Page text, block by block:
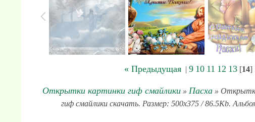
« Предыдущая| 9 10 11 12 13[14]
Открытки картинки гиф смайлики» Пасха»
гиф смайлики скачать. Размер: 500x375 / 86.5Kb.